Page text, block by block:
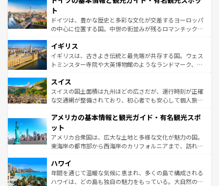
ンテンツ一覧 を参照してほしい。
聖堂、美しいビーチ、そして豊かな自然が、訪れる者を心
から魅了する。また、フランスは美食の国としても知ら
れ、フランス料理はユネスコ無形文化遺産にも登録されて
香り高いラベンダー畑など、多彩な楽しみ方が可能だ。さ
らに、パリ以外の地域にも魅力が溢れており、どの街角に
も豊かな歴史と文化が息づいている。パリ以外の個性あふ
を参照してほしい。
ト
ドイツは、豊かな歴史と多彩な文化が交差するヨーロッパ
の中心に位置する国。中世の街並みが残るロマンチック街
顔を持つこの国は、どこを歩いても飽きることがない。ベ
ルリンの文化的活気、バイエルン州のアルプスの絶景、そ
してライン川沿いのワイン畑といった風景は必見。ビール
は、お酒好きな人にはぜひ体験してほしい。 なお、新着の
ドイツ情報はコンテンツ一覧を参照してほしい。
イギリス
イギリスは、古きよき伝統と最先端が共存する国。ウェス
トミンスター寺院や大英博物館のようなランドマーク、歴
リアごとに異なる魅力がある。また、優雅なアフタヌーン
ティー、ビール好きにはたまらない英国パブ、サッカー観
戦など、本場だからこそできる体験も豊富。イギリスを旅
ンツ一覧を参照してほしい。
スイス
スイスの国土面積は九州ほどの広さだが、運行時刻が正確
な交通網が整備されており、初心者でも安心して個人旅行
の建物がそのまま残る町や、スイスならではのユニークな
博物館もあり、アルプス観光だけでなく町歩きも満喫する
ことができる。国民の所得が高いため物価も高いが、旅行
者向けの交通パス提供のサービスもあり、うまく活用すれ
着のスイス情報は
アメリカの基本情報と観光ガイド・有名観光スポ
ット
アメリカ合衆国は、広大な土地と多様な文化が魅力の国。
東海岸の都市部から西海岸のカリフォルニアまで、訪れる
のような巨大都市は、観光、ショッピング、エンターテイ
ンメントが詰まった刺激的なスポットだ。一方、アメリカ
西部には大自然が広がり、グランドキャニオンやイエロー
ハワイ
年間を通じて温暖な気候に恵まれ、多くの島で構成される
ハワイは、どの島も独自の魅力をもっている。大自然の神